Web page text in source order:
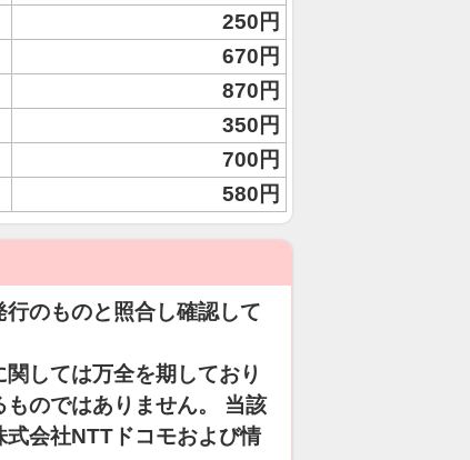
250円
670円
870円
350円
700円
580円
のものと照合し確認して
しては万全を期しており
のではありません。 当該
会社NTTドコモおよび情